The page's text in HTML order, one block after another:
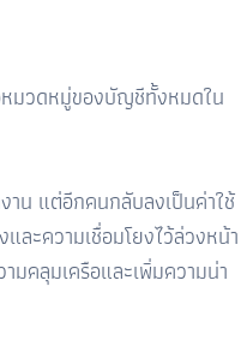
หมวดหมู่ของบัญชีทั้งหมดใน
าน แต่อีกคนกลับลงเป็นค่าใช้
ละความเชื่อมโยงไว้ล่วงหน้า
คลุมเครือและเพิ่มความน่า